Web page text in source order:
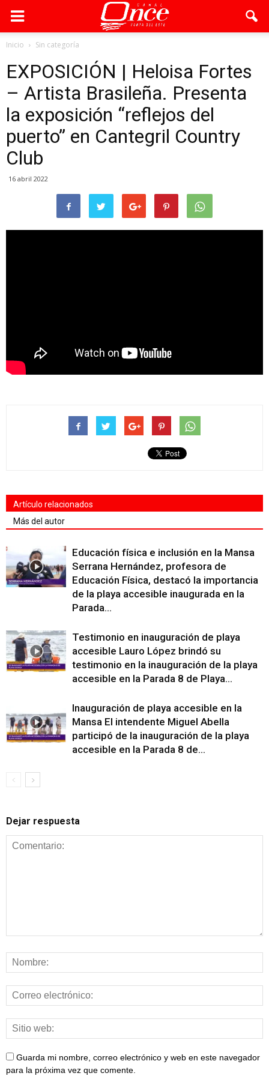
Inicio Sin categoría
EXPOSICIÓN | Heloisa Fortes
– Artista Brasileña. Presenta
la exposición “reflejos del
puerto” en Cantegril Country
Club
16 abril 2022
Artículo relacionados
Más del autor
Educación física e inclusión en la Mansa
Serrana Hernández, profesora de
Educación Física, destacó la importancia
de la playa accesible inaugurada en la
Parada...
Testimonio en inauguración de playa
accesible Lauro López brindó su
testimonio en la inauguración de la playa
accesible en la Parada 8 de Playa...
Inauguración de playa accesible en la
Mansa El intendente Miguel Abella
participó de la inauguración de la playa
accesible en la Parada 8 de...
Dejar respuesta
Guarda mi nombre, correo electrónico y web en este navegador
para la próxima vez que comente.